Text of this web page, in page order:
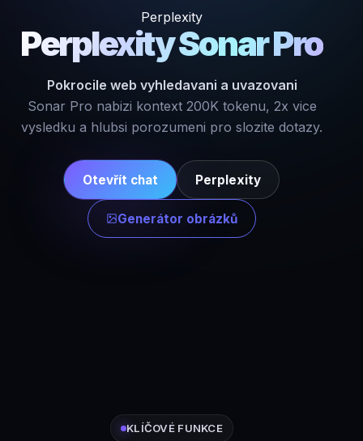
Perplexity
Perplexity Sonar Pro
Pokrocile web vyhledavani a uvazovani
Sonar Pro nabizi kontext 200K tokenu, 2x vice
vysledku a hlubsi porozumeni pro slozite dotazy.
Otevřít chat Perplexity
Generátor obrázků
KLÍČOVÉ FUNKCE